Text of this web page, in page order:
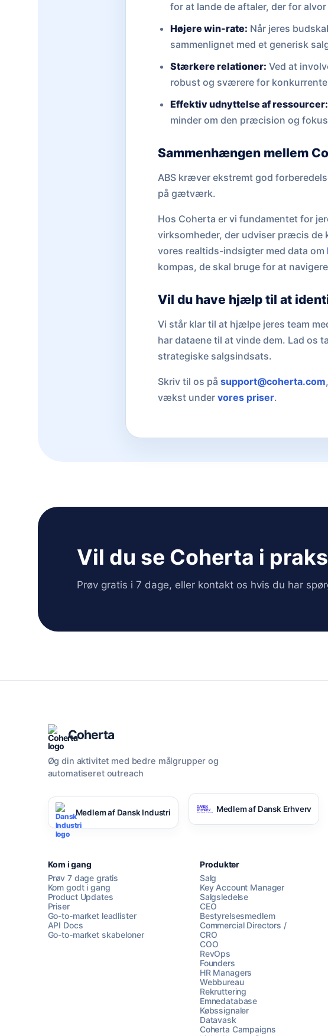
for at lande de aftaler, der for
Højere win-rate: Når jeres
sammenlignet med et generisk
Stærkere relationer: Ved at
robust og sværere for
Effektiv udnyttelse af ressourcer:
minder om den præcision og
Sammenhængen mellem
ABS kræver ekstremt god
på gætværk.
Hos Coherta er vi fundamentet for
virksomheder, der udviser præcis de
vores realtids-indsigter med data om
kompas, de skal bruge for at
Vil du have hjælp til at
Vi står klar til at hjælpe jeres team
har dataene til at vinde dem. Lad os
strategiske salgsindsats.
Skriv til os på support@coherta.com
vækst under vores priser.
Vil du se Coherta i
Prøv gratis i 7 dage, eller kontakt os hvis du har
Coherta
Øg din aktivitet med bedre målgrupper og
automatiseret outreach
Medlem af Dansk Industri Medlem af Dansk Erhverv
Kom i gang
Prøv 7 dage gratis
Kom godt i gang
Product Updates
Priser
Go-to-market leadlister
API Docs
Go-to-market skabeloner
Produkter
Salg
Key Account Manager
Salgsledelse
CEO
Bestyrelsesmedlem
Commercial Directors /
CRO
COO
RevOps
Founders
HR Managers
Webbureau
Rekruttering
Emnedatabase
Købssignaler
Datavask
Coherta Campaigns